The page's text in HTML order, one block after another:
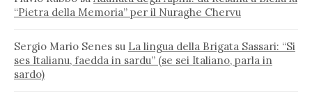
“Pietra della Memoria” per il Nuraghe Chervu
Sergio Mario Senes su La lingua della Brigata Sassari: “Si
ses Italianu, faedda in sardu” (se sei Italiano, parla in
sardo)